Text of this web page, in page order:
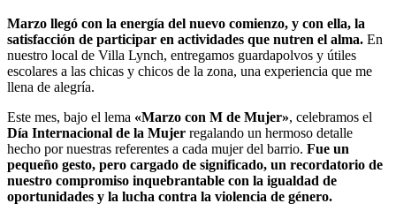
Marzo llegó con la energía del nuevo comienzo, y con ella, la
satisfacción de participar en actividades que nutren el alma. En
nuestro local de Villa Lynch, entregamos guardapolvos y útiles
escolares a las chicas y chicos de la zona, una experiencia que me
llena de alegría.
Este mes, bajo el lema «Marzo con M de Mujer», celebramos el
Día Internacional de la Mujer regalando un hermoso detalle
hecho por nuestras referentes a cada mujer del barrio. Fue un
pequeño gesto, pero cargado de significado, un recordatorio de
nuestro compromiso inquebrantable con la igualdad de
oportunidades y la lucha contra la violencia de género.